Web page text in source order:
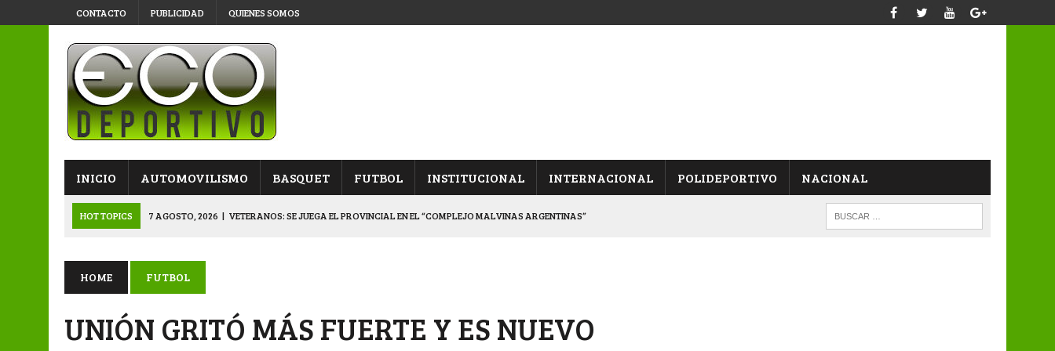
CONTACTO PUBLICIDAD QUIENES SOMOS
INICIO AUTOMOVILISMO BASQUET FUTBOL INSTITUCIONAL INTERNACIONAL POLIDEPORTIVO NACIONAL
HOT TOPICS 7 AGOSTO, 2026 | VETERANOS: SE JUEGA EL PROVINCIAL EN EL “COMPLEJO MALVINAS ARGENTINAS”
6 AGOSTO, 2026 | SUB 20: TRIUNFO Y CLASIFICACIÓN DE LOS “ALBICELESTES”
8 AGOSTO, 2026 PRIMERA B: EL “GALLITO” Y EL “DECANO”, DUELO SEMIFINAL EN PAMPA
HOME FUTBOL
UNIÓN GRITÓ MÁS FUERTE Y ES NUEVO